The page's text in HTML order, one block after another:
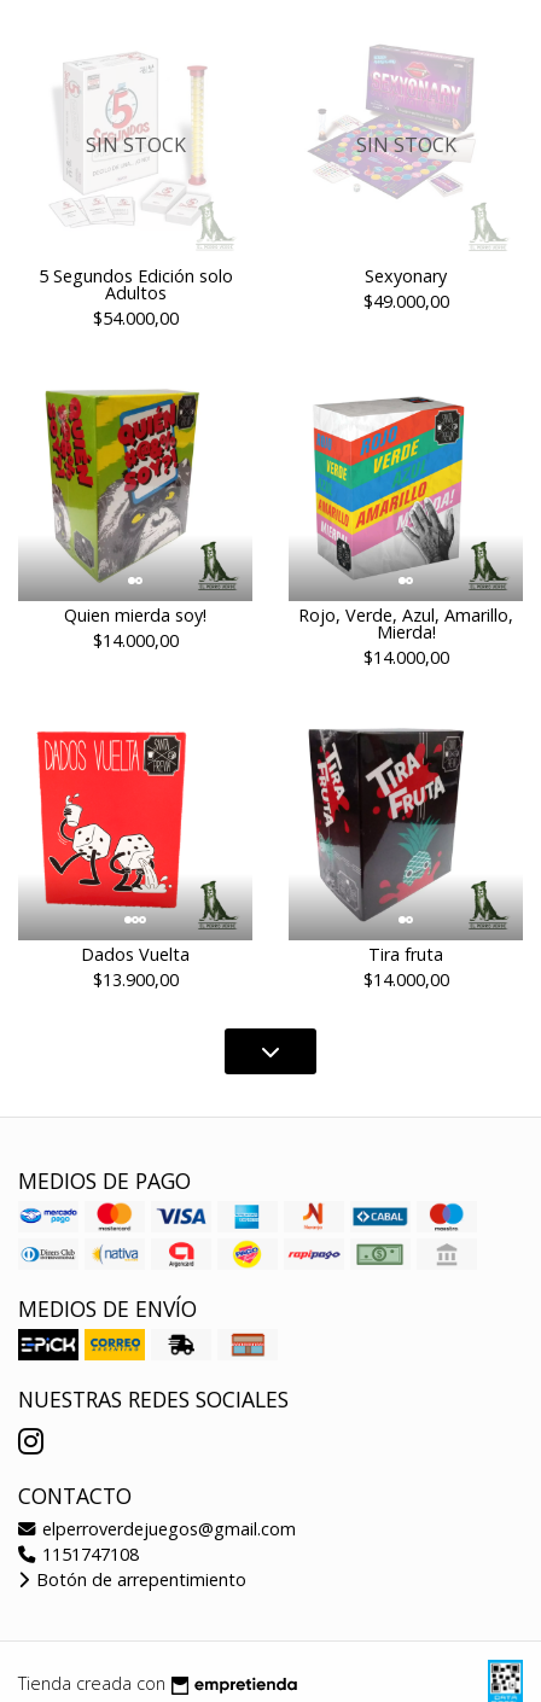
SIN STOCK
5 Segundos Edición solo
Adultos
$54.000,00
SIN STOCK
Sexyonary
$49.000,00
Quien mierda soy!
$14.000,00
Rojo, Verde, Azul, Amarillo,
Mierda!
$14.000,00
Dados Vuelta
$13.900,00
Tira fruta
$14.000,00
MEDIOS DE PAGO
MEDIOS DE ENVÍO
NUESTRAS REDES SOCIALES
CONTACTO
elperroverdejuegos@gmail.com
1151747108
Botón de arrepentimiento
Tienda creada con